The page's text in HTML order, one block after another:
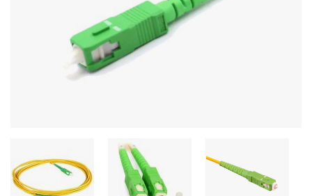
Системы охлаждения
Видеоконференцсвязь
Комплектующие ПК